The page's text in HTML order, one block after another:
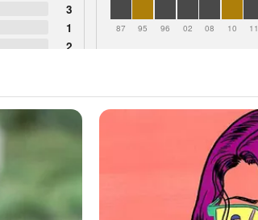
3
1
2
87 95 96 02 08 10 11